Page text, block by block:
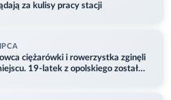
za kulisy pracy stacji
ciężarówki i rowerzystka zginęli
19-latek z opolskiego został